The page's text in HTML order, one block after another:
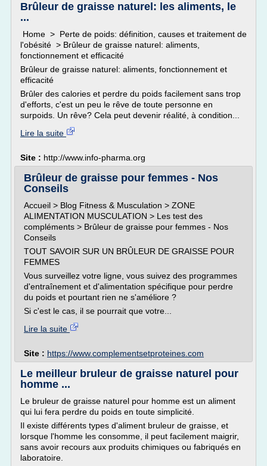
Brûleur de graisse naturel: les aliments, le
...
Home > Perte de poids: définition, causes et traitement de
l'obésité > Brûleur de graisse naturel: aliments,
fonctionnement et efficacité
Brûleur de graisse naturel: aliments, fonctionnement et
efficacité
Brûler des calories et perdre du poids facilement sans trop
d'efforts, c'est un peu le rêve de toute personne en
surpoids. Un rêve? Cela peut devenir réalité, à condition...
Lire la suite
Site : http://www.info-pharma.org
Brûleur de graisse pour femmes - Nos
Conseils
Accueil > Blog Fitness & Musculation > ZONE
ALIMENTATION MUSCULATION > Les test des
compléments > Brûleur de graisse pour femmes - Nos
Conseils
TOUT SAVOIR SUR UN BRÛLEUR DE GRAISSE POUR
FEMMES
Vous surveillez votre ligne, vous suivez des programmes
d'entraînement et d'alimentation spécifique pour perdre
du poids et pourtant rien ne s'améliore ?
Si c'est le cas, il se pourrait que votre...
Lire la suite
Site : https://www.complementsetproteines.com
Le meilleur bruleur de graisse naturel pour
homme ...
Le bruleur de graisse naturel pour homme est un aliment
qui lui fera perdre du poids en toute simplicité.
Il existe différents types d'aliment bruleur de graisse, et
lorsque l'homme les consomme, il peut facilement maigrir,
sans avoir recours aux produits chimiques ou fabriqués en
laboratoire.